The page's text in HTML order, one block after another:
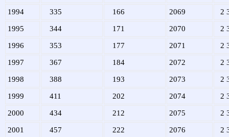
1994 335 166 2069 2
1995 344 171 2070 2
1996 353 177 2071 2
1997 367 184 2072 2
1998 388 193 2073 2
1999 411 202 2074 2
2000 434 212 2075 2
2001 457 222 2076 2